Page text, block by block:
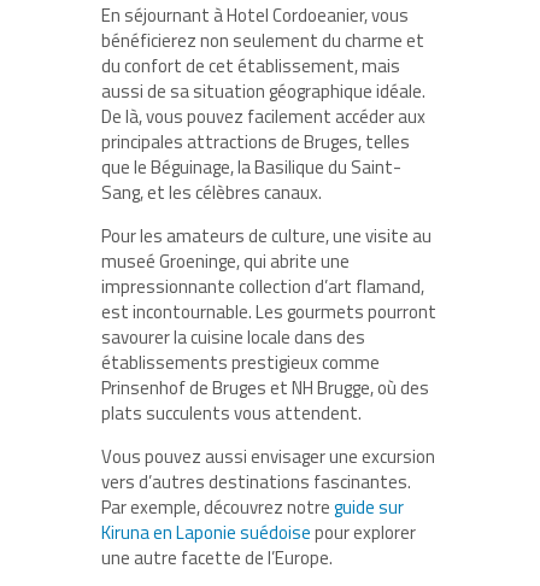
En séjournant à Hotel Cordoeanier, vous
bénéficierez non seulement ducharme et
du confortde cet établissement, mais
aussi de sa situation géographique idéale.
De là, vous pouvez facilement accéder aux
principales attractions de Bruges, telles
que le Béguinage, la Basilique du Saint-
Sang, et les célèbres canaux.
Pour les amateurs de culture, une visite au
museé Groeninge, qui abrite une
impressionnante collection d’art flamand,
est incontournable. Les gourmets pourront
savourer la cuisine locale dans des
établissements prestigieux comme
Prinsenhof de Brugeset NH Brugge, où des
plats succulents vous attendent.
Vous pouvez aussi envisager une excursion
vers d’autres destinations fascinantes.
Par exemple, découvrez notreguide sur
Kiruna en Laponie suédoisepour explorer
une autre facette de l’Europe.